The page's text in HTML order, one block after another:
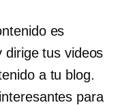
es
dirige tus videos
a tu blog.
para